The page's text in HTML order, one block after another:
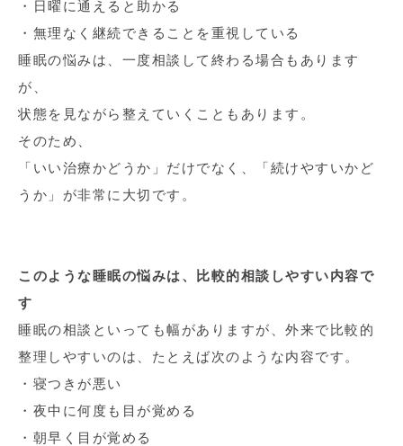
・日曜に通えると助かる
・無理なく継続できることを重視している
睡眠の悩みは、一度相談して終わる場合もあります
が、
状態を見ながら整えていくこともあります。
そのため、
「いい治療かどうか」だけでなく、「続けやすいかど
うか」が非常に大切です。
このような睡眠の悩みは、比較的相談しやすい内容で
す
睡眠の相談といっても幅がありますが、外来で比較的
整理しやすいのは、たとえば次のような内容です。
・寝つきが悪い
・夜中に何度も目が覚める
・朝早く目が覚める